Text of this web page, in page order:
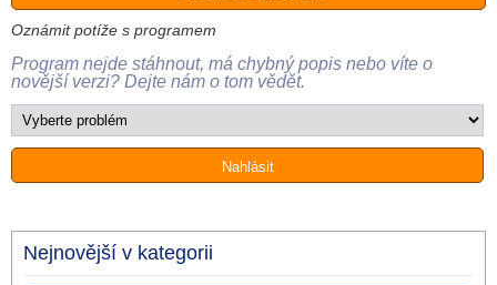
Oznámit potíže s programem
Program nejde stáhnout, má chybný popis nebo víte o
novější verzi? Dejte nám o tom vědět.
Nejnovější v kategorii